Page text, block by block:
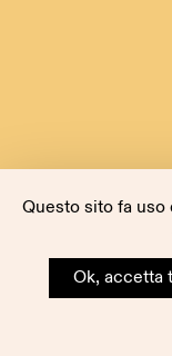
Questo sito fa
Ok, accetta